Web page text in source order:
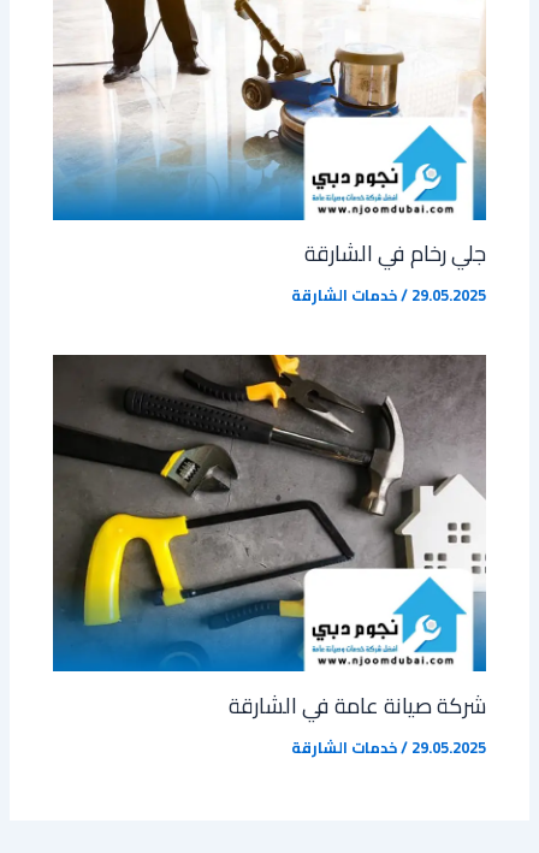
جلي رخام في الشارقة
29.05.2025
/خدمات الشارقة
شركة صيانة عامة في الشارقة
29.05.2025
/خدمات الشارقة